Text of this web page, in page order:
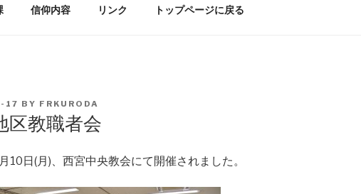
信仰内容 リンク トップページに戻る
17 BY FRKURODA
区教職者会
10日(月)、西宮中央教会にて開催されました。